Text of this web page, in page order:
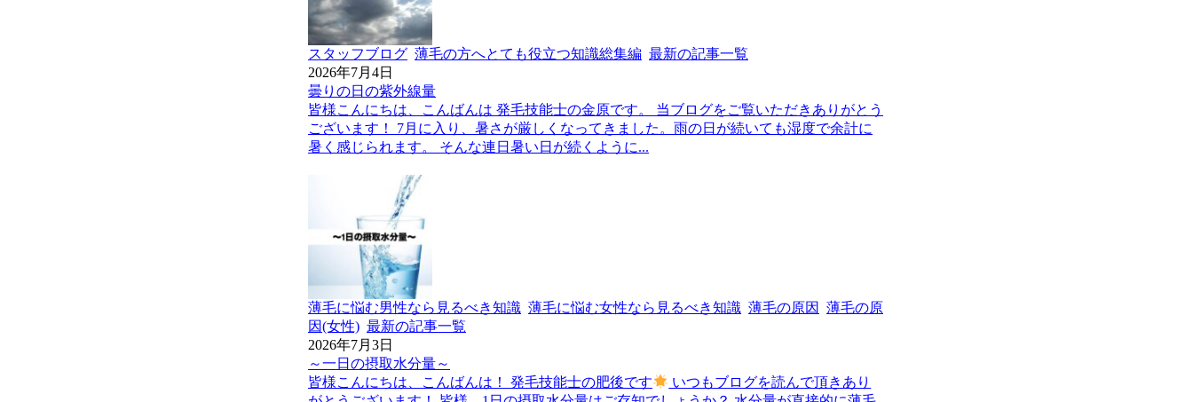
スタッフブログ 薄毛の方へとても役立つ知識総集編 最新の記事一覧
2026年7月4日
曇りの日の紫外線量
皆様こんにちは、こんばんは 発毛技能士の金原です。 当ブログをご覧いただきありがとう
ございます！ 7月に入り、暑さが厳しくなってきました。雨の日が続いても湿度で余計に
暑く感じられます。 そんな連日暑い日が続くように...
薄毛に悩む男性なら見るべき知識 薄毛に悩む女性なら見るべき知識 薄毛の原因
薄毛の原
因(女性) 最新の記事一覧
2026年7月3日
～一日の摂取水分量～
皆様こんにちは、こんばんは！ 発毛技能士の肥後です
いつもブログを読んで頂きあり